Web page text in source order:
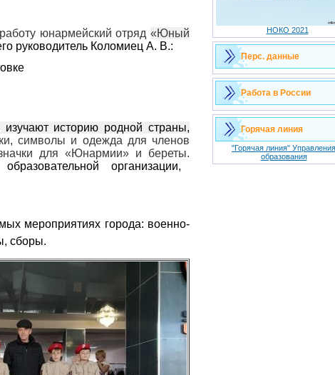
юнармейский отряд «Юный
руководитель Коломиец А. В.:
историю родной страны,
символы и одежда для членов
для «Юнармии» и береты.
организации,
мероприятиях города: военно-
сборы.
НОКО 2021
Перс. данные
Работа в России
Горячая линия
"Горячая линия" Управления
образования